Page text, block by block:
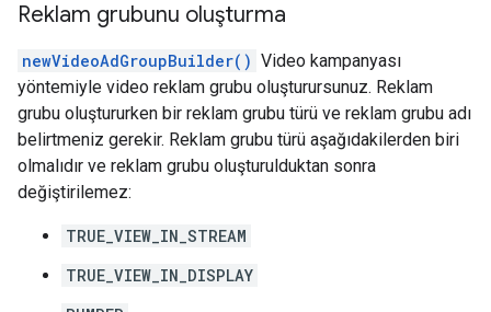
Reklam grubunu oluşturma
newVideoAdGroupBuilder() Video kampanyası
yöntemiyle video reklam grubu oluşturursunuz. Reklam
grubu oluştururken bir reklam grubu türü ve reklam grubu adı
belirtmeniz gerekir. Reklam grubu türü aşağıdakilerden biri
olmalıdır ve reklam grubu oluşturulduktan sonra
değiştirilemez:
TRUE_VIEW_IN_STREAM
TRUE_VIEW_IN_DISPLAY